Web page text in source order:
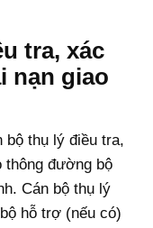
tra, xác
nạn giao
bộ thụ lý điều tra,
thông đường bộ
Cán bộ thụ lý
hỗ trợ (nếu có)